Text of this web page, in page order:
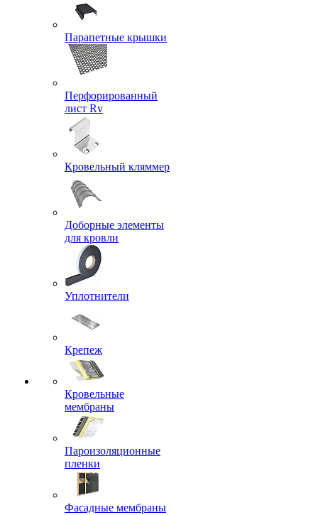
Парапетные крышки
Перфорированный
лист Rv
Кровельный кляммер
Доборные элементы
для кровли
Уплотнители
Крепеж
Кровельные
мембраны
Пароизоляционные
пленки
Фасадные мембраны